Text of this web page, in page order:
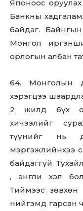
Японоос
Банкны
байдаг.
Монгол
орлогын албан
64. Монголын
хэрэгцээ
2 жилд бүх
хичээлийг
түүнийг нь
мэргэжлийнхээ
байдаггүй.
, англи хэл
Тиймээс
нийгэмд гарсан